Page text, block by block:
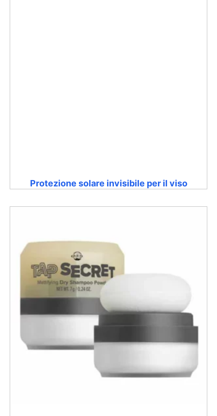
Protezione solare invisibile per il viso